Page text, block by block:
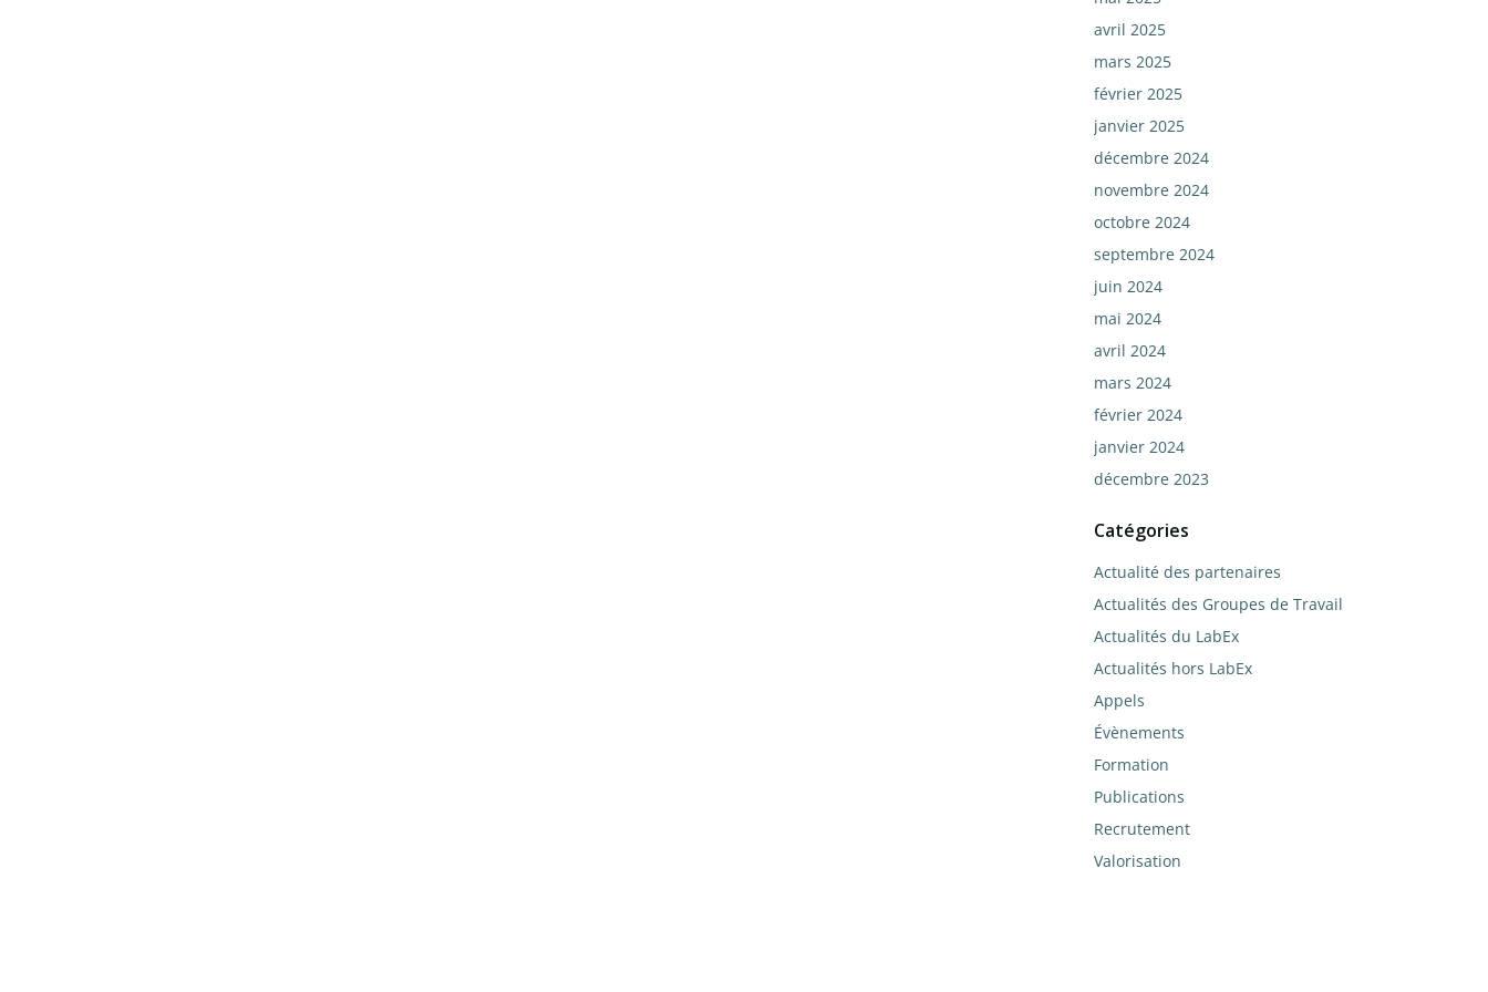
avril 2025
mars 2025
février 2025
janvier 2025
décembre 2024
novembre 2024
octobre 2024
septembre 2024
juin 2024
mai 2024
avril 2024
mars 2024
février 2024
janvier 2024
décembre 2023
Catégories
Actualité des partenaires
Actualités des Groupes de Travail
Actualités du LabEx
Actualités hors LabEx
Appels
Évènements
Formation
Publications
Recrutement
Valorisation